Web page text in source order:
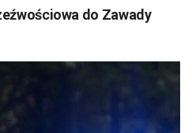
do Zawady